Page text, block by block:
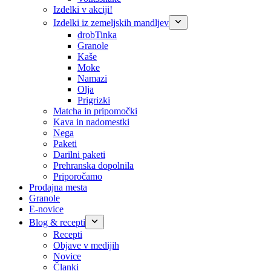
Izdelki v akciji!
Izdelki iz zemeljskih mandljev
drobTinka
Granole
Kaše
Moke
Namazi
Olja
Prigrizki
Matcha in pripomočki
Kava in nadomestki
Nega
Paketi
Darilni paketi
Prehranska dopolnila
Priporočamo
Prodajna mesta
Granole
E-novice
Blog & recepti
Recepti
Objave v medijih
Novice
Članki